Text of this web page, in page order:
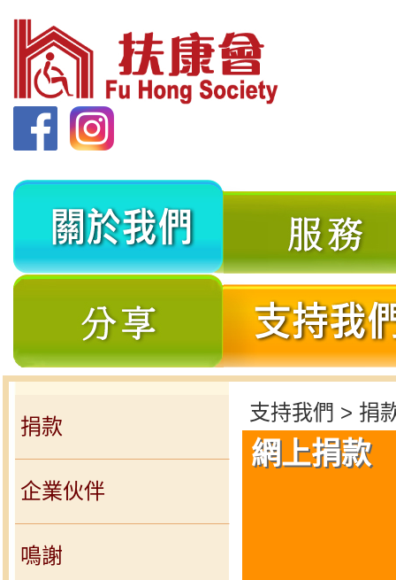
關
我
分
捐款
企業伙伴
鳴謝
支持我們 > 捐
網上捐款